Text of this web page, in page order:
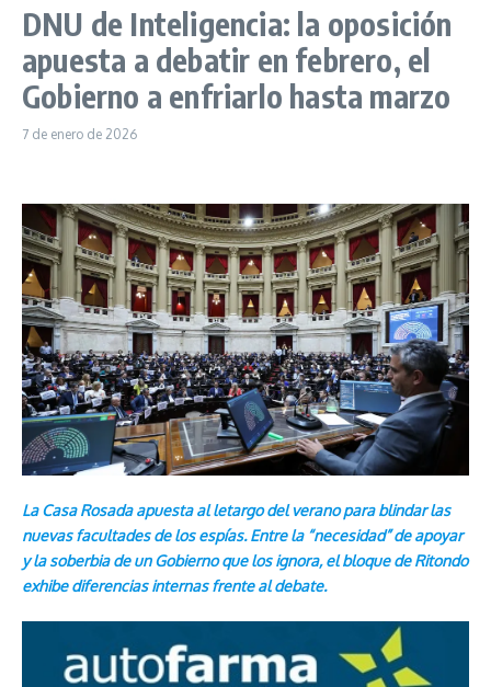
DNU de Inteligencia: la oposición
apuesta a debatir en febrero, el
Gobierno a enfriarlo hasta marzo
7 de enero de 2026
La Casa Rosada apuesta al letargo del verano para blindar las
nuevas facultades de los espías. Entre la “necesidad” de apoyar
y la soberbia de un Gobierno que los ignora, el bloque de Ritondo
exhibe diferencias internas frente al debate.